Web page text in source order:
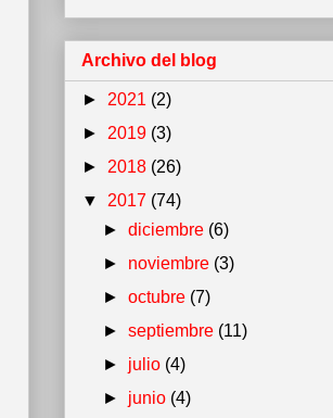
Archivo del blog
► 2021 (2)
► 2019 (3)
► 2018 (26)
▼ 2017 (74)
►diciembre (6)
► noviembre (3)
►octubre (7)
►septiembre (11)
► julio (4)
► junio (4)